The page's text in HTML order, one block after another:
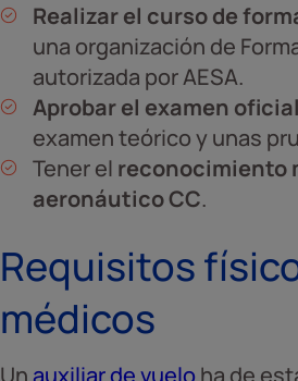
Realizar el curso de
una organización de
autorizada por AESA.
Aprobar el examen oficial
examen teórico y unas
Tener el reconocimiento
aeronáutico CC.
Requisitos
médicos
Un auxiliar de vuelo ha de